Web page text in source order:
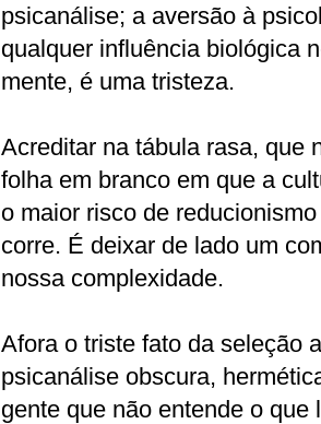
psicanálise; a aversão à
qualquer influência biológica
mente, é uma tristeza.
Acreditar na tábula rasa, que
folha em branco em que a
o maior risco de
corre. É deixar de lado um
nossa complexidade.
Afora o triste fato da seleção
psicanálise obscura,
gente que não entende o que